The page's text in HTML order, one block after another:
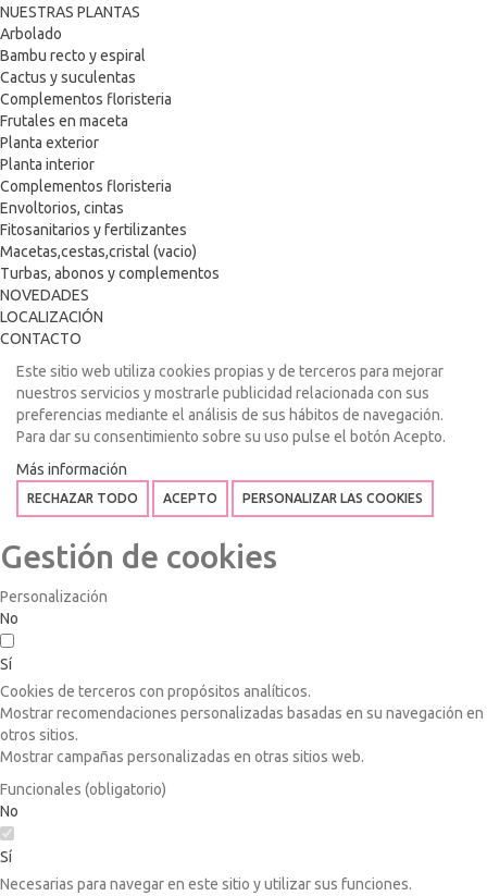
NUESTRAS PLANTAS
Arbolado
Bambu recto y espiral
Cactus y suculentas
Complementos floristeria
Frutales en maceta
Planta exterior
Planta interior
Complementos floristeria
Envoltorios, cintas
Fitosanitarios y fertilizantes
Macetas,cestas,cristal (vacio)
Turbas, abonos y complementos
NOVEDADES
LOCALIZACIÓN
CONTACTO
Este sitio web utiliza cookies propias y de terceros para mejorar
nuestros servicios y mostrarle publicidad relacionada con sus
preferencias mediante el análisis de sus hábitos de navegación.
Para dar su consentimiento sobre su uso pulse el botón Acepto.
Más información
RECHAZAR TODO ACEPTO PERSONALIZAR LAS COOKIES
Gestión de cookies
Personalización
No
Sí
Cookies de terceros con propósitos analíticos.
Mostrar recomendaciones personalizadas basadas en su navegación en
otros sitios.
Mostrar campañas personalizadas en otras sitios web.
Funcionales (obligatorio)
No
Sí
Necesarias para navegar en este sitio y utilizar sus funciones.